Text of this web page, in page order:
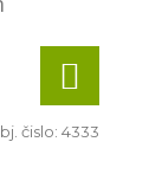
čislo: 4333